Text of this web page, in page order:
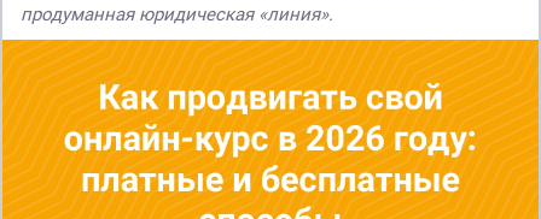
продуманная юридическая «линия».